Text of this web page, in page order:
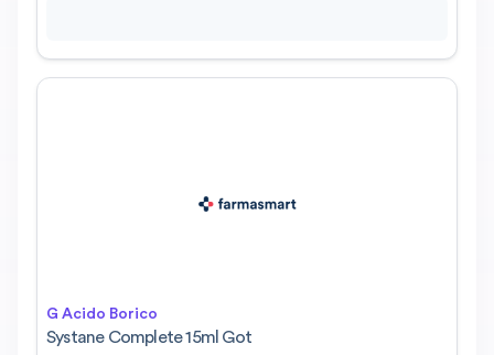
G Acido Borico
Systane Complete 15ml Got